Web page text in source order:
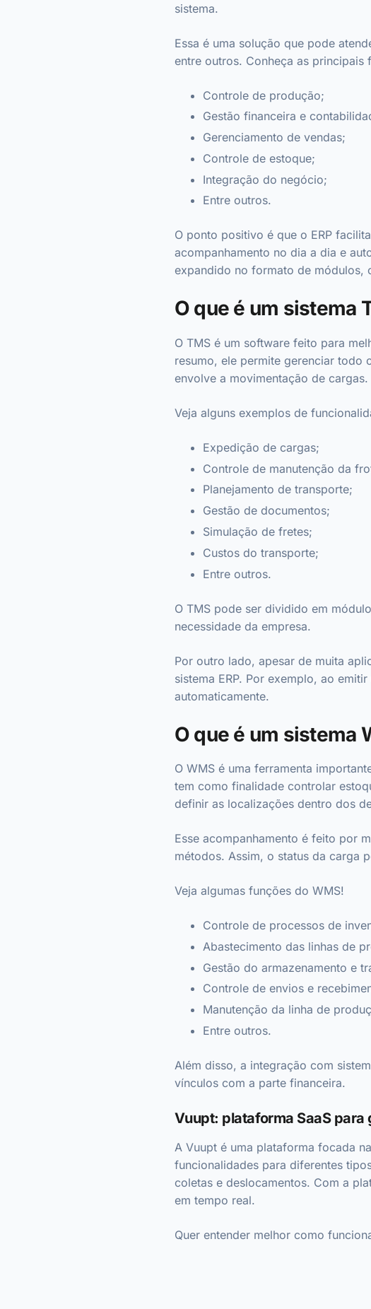
sistema.
Essa é uma solução que pode
entre outros. Conheça as principais
Controle de produção;
Gestão financeira e
Gerenciamento de vendas;
Controle de estoque;
Integração do negócio;
Entre outros.
O ponto positivo é que o ERP
acompanhamento no dia a dia e
expandido no formato de módulos,
O que é um sistema
O TMS é um software feito para
resumo, ele permite gerenciar
envolve a movimentação de cargas.
Veja alguns exemplos de
Expedição de cargas;
Controle de manutenção da
Planejamento de transporte;
Gestão de documentos;
Simulação de fretes;
Custos do transporte;
Entre outros.
O TMS pode ser dividido em
necessidade da empresa.
Por outro lado, apesar de muita
sistema ERP. Por exemplo, ao
automaticamente.
O que é um sistema
O WMS é uma ferramenta
tem como finalidade controlar
definir as localizações dentro dos
Esse acompanhamento é feito por
métodos. Assim, o status da carga
Veja algumas funções do WMS!
Controle de processos de
Abastecimento das linhas de
Gestão do armazenamento e
Controle de envios e
Manutenção da linha de
Entre outros.
Além disso, a integração com
vínculos com a parte financeira.
Vuupt: plataforma SaaS para
A Vuupt é uma plataforma focada na
funcionalidades para diferentes
coletas e deslocamentos. Com a
em tempo real.
Quer entender melhor como